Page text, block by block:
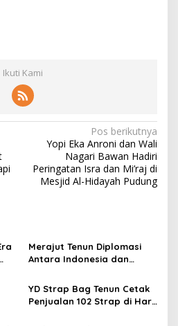
Ikuti Kami
Pos berikutnya
Yopi Eka Anroni dan Wali
Nagari Bawan Hadiri
Peringatan Isra dan Mi’raj di
Mesjid Al-Hidayah Pudung
Merajut Tenun Diplomasi
Antara Indonesia dan
YD Strap Bag Tenun Cetak
Penjualan 102 Strap di Hari